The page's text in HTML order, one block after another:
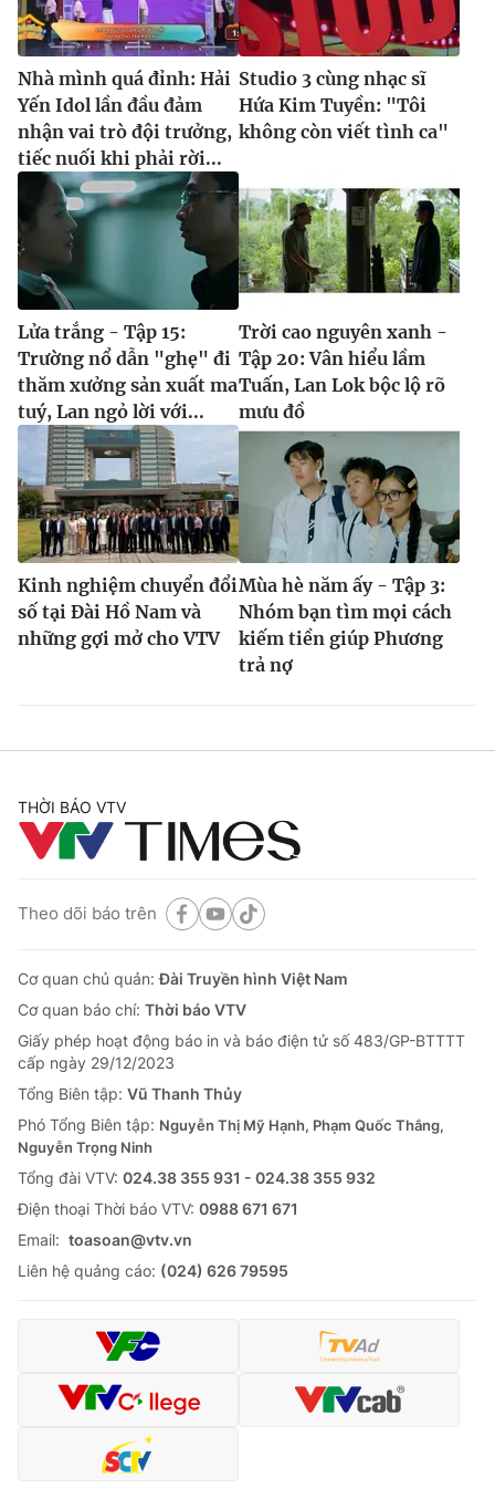
Nhà mình quá đỉnh: Hải
Yến Idol lần đầu đảm
nhận vai trò đội trưởng,
tiếc nuối khi phải rời...
Studio 3 cùng nhạc sĩ
Hứa Kim Tuyền: "Tôi
không còn viết tình ca"
Lửa trắng - Tập 15:
Trường nổ dẫn "ghẹ" đi
thăm xưởng sản xuất ma
tuý, Lan ngỏ lời với...
Trời cao nguyên xanh -
Tập 20: Vân hiểu lầm
Tuấn, Lan Lok bộc lộ rõ
mưu đồ
Kinh nghiệm chuyển đổi
số tại Đài Hồ Nam và
những gợi mở cho VTV
Mùa hè năm ấy - Tập 3:
Nhóm bạn tìm mọi cách
kiếm tiền giúp Phương
trả nợ
THỜI BÁO VTV
Theo dõi báo trên
Cơ quan chủ quản:Đài Truyền hình Việt Nam
Cơ quan báo chí: Thời báo VTV
Giấy phép hoạt động báo in và báo điện tử số 483/GP-BTTTT
cấp ngày 29/12/2023
Tổng Biên tập: Vũ Thanh Thủy
Phó Tổng Biên tập: Nguyễn Thị Mỹ Hạnh, Phạm Quốc Thắng,
Nguyễn Trọng Ninh
Tổng đài VTV: 024.38 355 931 - 024.38 355 932
Ðiện thoại Thời báo VTV: 0988 671 671
Email: toasoan@vtv.vn
Liên hệ quảng cáo: (024) 626 79595